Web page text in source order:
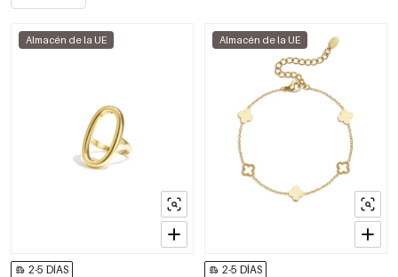
Almacén de la UE
2-5 DÍAS
Almacén de la UE
2-5 DÍAS